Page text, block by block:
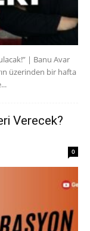
| Banu Avar
üzerinden bir hafta
Verecek?
0